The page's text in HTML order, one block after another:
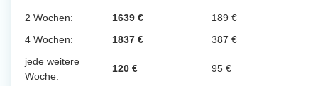
2 Wochen: 1639 €
189 €
4 Wochen:
1837 €
387 €
jede weitere
Woche:
120 € 95 €